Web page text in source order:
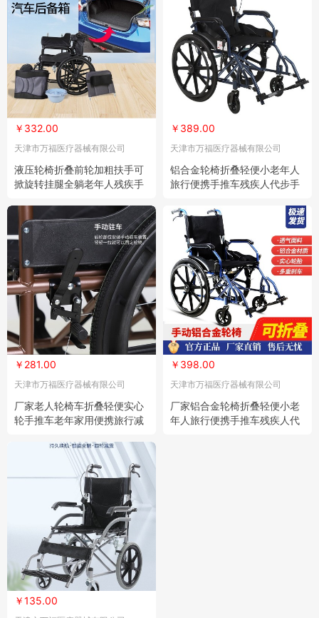
￥332.00
天津市万福医疗器械有限公司
液压轮椅折叠前轮加粗扶手可
掀旋转挂腿全躺老年人残疾手
￥389.00
天津市万福医疗器械有限公司
铝合金轮椅折叠轻便小老年人
旅行便携手推车残疾人代步手
￥281.00
天津市万福医疗器械有限公司
厂家老人轮椅车折叠轻便实心
轮手推车老年家用便携旅行减
￥398.00
天津市万福医疗器械有限公司
厂家铝合金轮椅折叠轻便小老
年人旅行便携手推车残疾人代
￥135.00